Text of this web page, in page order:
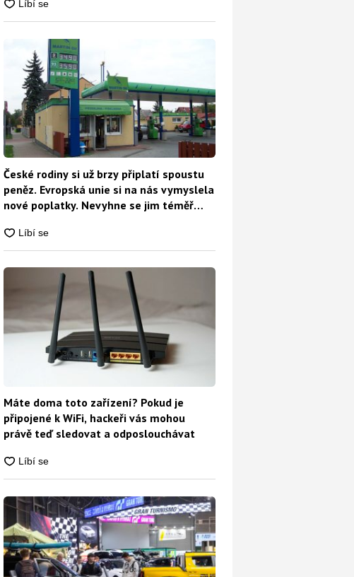
České rodiny si už brzy připlatí spoustu
peněz. Evropská unie si na nás vymyslela
nové poplatky. Nevyhne se jim téměř
Máte doma toto zařízení? Pokud je
připojené k WiFi, hackeři vás mohou
právě teď sledovat a odposlouchávat